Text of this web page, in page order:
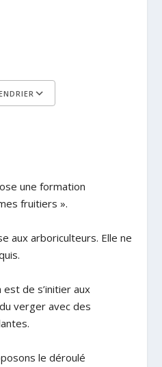
une formation
fruitiers ».
aux arboriculteurs. Elle ne
de s’initier aux
verger avec des
le déroulé